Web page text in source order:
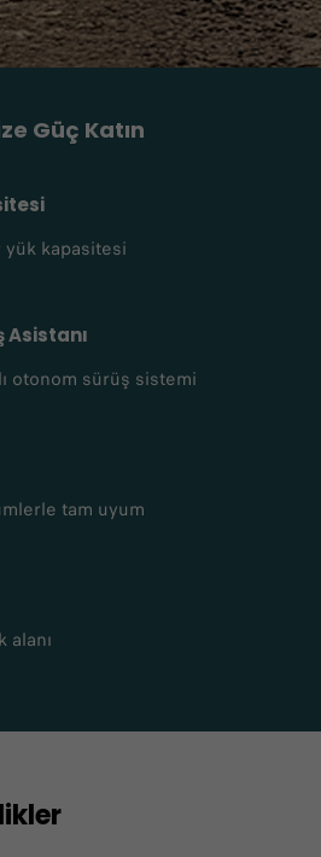
ortağınız
Güç Katın
yük kapasitesi
Asistanı
otonom sürüş sistemi
tam uyum
alanı